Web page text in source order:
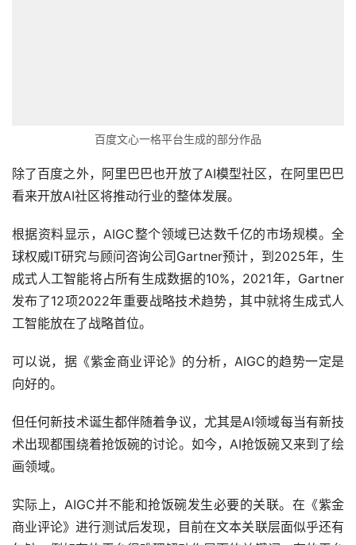
看来开放AI社区将推动行业的整体发展。
球权威IT研究与顾问咨询公司Gartner预计，到2025年，生
成式人工智能将占所有生成数据的10%，2021年，Gartner
发布了12项2022年重要战略技术趋势，其中就将生成式人
工智能放在了战略首位。
向好的。
术出现都围绕着抢饭碗的讨论。如今，AI抢饭碗又来到了绘
画领域。
商业评论》进行测试后发现，目前在文本关联层面似乎还有
欠缺，例如有的平台很难理解动作层面的关键词，有的平台